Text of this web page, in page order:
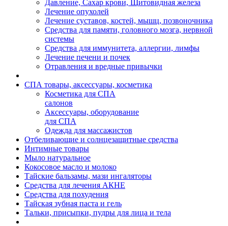
Давление, Сахар крови, Щитовидная железа
Лечение опухолей
Лечение суставов, костей, мышц, позвоночника
Средства для памяти, головного мозга, нервной
системы
Средства для иммунитета, аллергии, лимфы
Лечение печени и почек
Отравления и вредные привычки
СПА товары, аксессуары, косметика
Косметика для СПА
салонов
Аксессуары, оборудование
для СПА
Одежда для массажистов
Отбеливающие и солнцезащитные средства
Интимные товары
Мыло натуральное
Кокосовое масло и молоко
Тайские бальзамы, мази ингаляторы
Средства для лечения АКНЕ
Средства для похудения
Тайская зубная паста и гель
Тальки, присыпки, пудры для лица и тела